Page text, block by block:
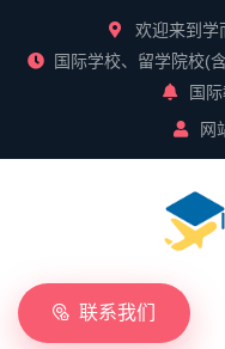
欢迎来到学
国际学校、留学院校(
国
网
联系我们